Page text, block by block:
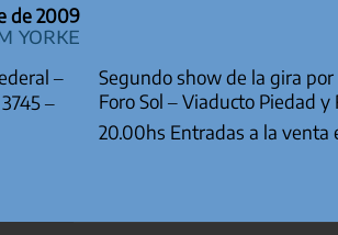
de 2009
Yorke
–
–
Segundo show de la gira
Foro Sol – Viaducto Piedad
20.00hs Entradas a la venta